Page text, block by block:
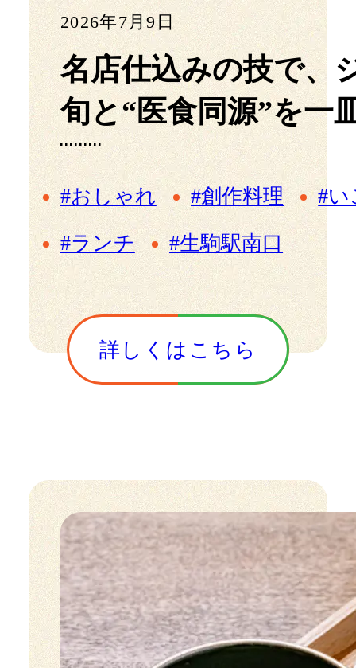
名店仕込みの技で、
旬と“医食同源”を一
2026年7月9日
#おしゃれ #創作料理 #い
#ランチ #生駒駅南口
詳しくはこちら